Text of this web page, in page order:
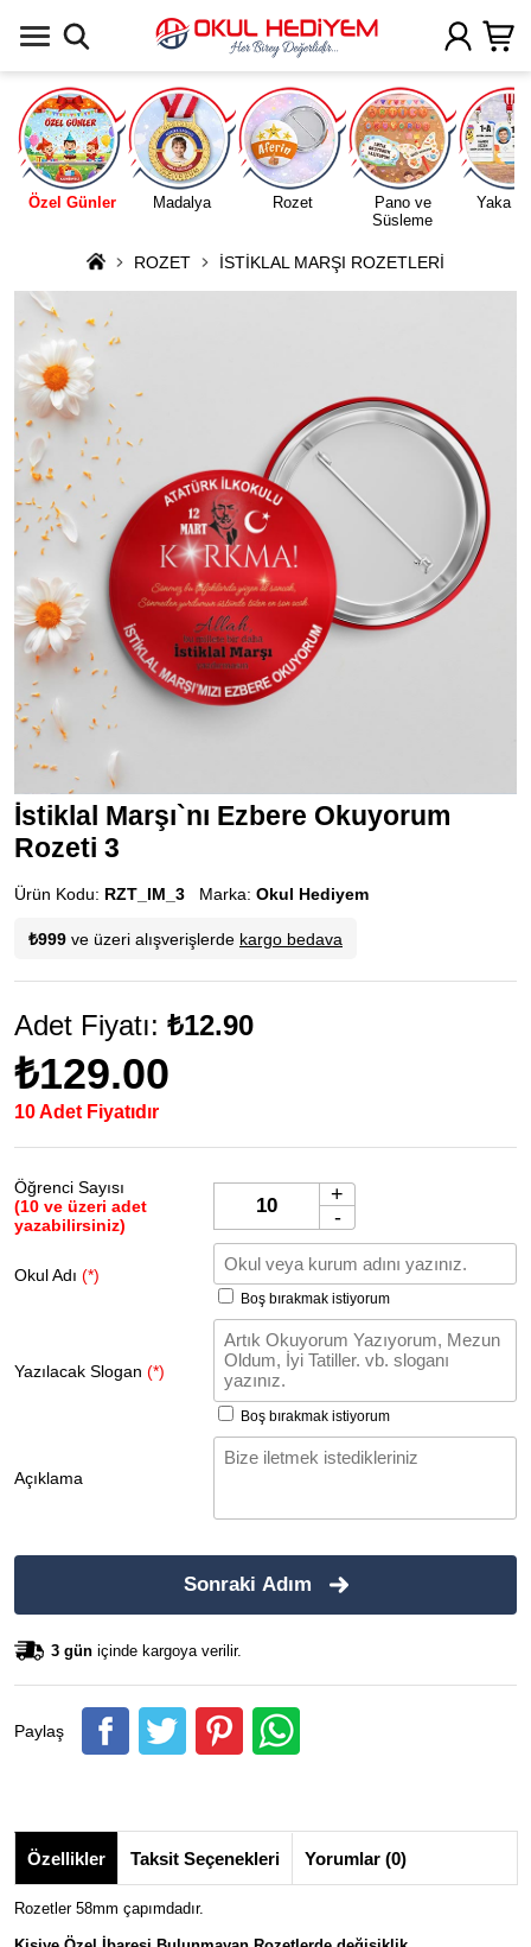
Özel Günler Madalya Rozet
Pano ve
Süsleme
Yaka
ROZET İSTİKLAL MARŞI ROZETLERİ
İstiklal Marşı`nı Ezbere Okuyorum
Rozeti 3
Ürün Kodu: RZT_IM_3 Marka: Okul Hediyem
₺999 ve üzeri alışverişlerde kargo bedava
Adet Fiyatı: ₺12.90
₺129.00
10 Adet Fiyatıdır
Öğrenci Sayısı
(10 ve üzeri adet
yazabilirsiniz)
+
-
Okul Adı (*)
Boş bırakmak istiyorum
Yazılacak Slogan (*)
Boş bırakmak istiyorum
Açıklama
Sonraki Adım
3 gün içinde kargoya verilir.
Paylaş
Özellikler Taksit Seçenekleri Yorumlar (0)
Rozetler 58mm çapımdadır.
Uygulamada Aç